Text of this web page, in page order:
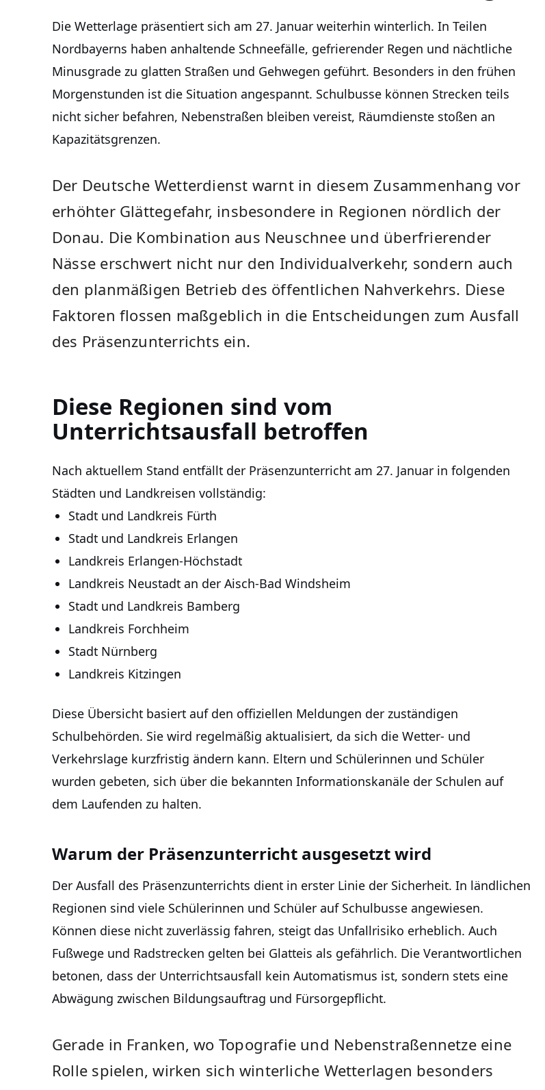
Die Wetterlage präsentiert sich am 27. Januar weiterhin winterlich. In Teilen
Nordbayerns haben anhaltende Schneefälle, gefrierender Regen und nächtliche
Minusgrade zu glatten Straßen und Gehwegen geführt. Besonders in den frühen
Morgenstunden ist die Situation angespannt. Schulbusse können Strecken teils
nicht sicher befahren, Nebenstraßen bleiben vereist, Räumdienste stoßen an
Kapazitätsgrenzen.
Der Deutsche Wetterdienst warnt in diesem Zusammenhang vor
erhöhter Glättegefahr, insbesondere in Regionen nördlich der
Donau. Die Kombination aus Neuschnee und überfrierender
Nässe erschwert nicht nur den Individualverkehr, sondern auch
den planmäßigen Betrieb des öffentlichen Nahverkehrs. Diese
Faktoren flossen maßgeblich in die Entscheidungen zum Ausfall
des Präsenzunterrichts ein.
Diese Regionen sind vom
Unterrichtsausfall betroffen
Nach aktuellem Stand entfällt der Präsenzunterricht am 27. Januar in folgenden
Städten und Landkreisen vollständig:
Stadt und Landkreis Fürth
Stadt und Landkreis Erlangen
Landkreis Erlangen-Höchstadt
Landkreis Neustadt an der Aisch-Bad Windsheim
Stadt und Landkreis Bamberg
Landkreis Forchheim
Stadt Nürnberg
Landkreis Kitzingen
Diese Übersicht basiert auf den offiziellen Meldungen der zuständigen
Schulbehörden. Sie wird regelmäßig aktualisiert, da sich die Wetter- und
Verkehrslage kurzfristig ändern kann. Eltern und Schülerinnen und Schüler
wurden gebeten, sich über die bekannten Informationskanäle der Schulen auf
dem Laufenden zu halten.
Warum der Präsenzunterricht ausgesetzt wird
Der Ausfall des Präsenzunterrichts dient in erster Linie der Sicherheit. In ländlichen
Regionen sind viele Schülerinnen und Schüler auf Schulbusse angewiesen.
Können diese nicht zuverlässig fahren, steigt das Unfallrisiko erheblich. Auch
Fußwege und Radstrecken gelten bei Glatteis als gefährlich. Die Verantwortlichen
betonen, dass der Unterrichtsausfall kein Automatismus ist, sondern stets eine
Abwägung zwischen Bildungsauftrag und Fürsorgepflicht.
Gerade in Franken, wo Topografie und Nebenstraßennetze eine
Rolle spielen, wirken sich winterliche Wetterlagen besonders